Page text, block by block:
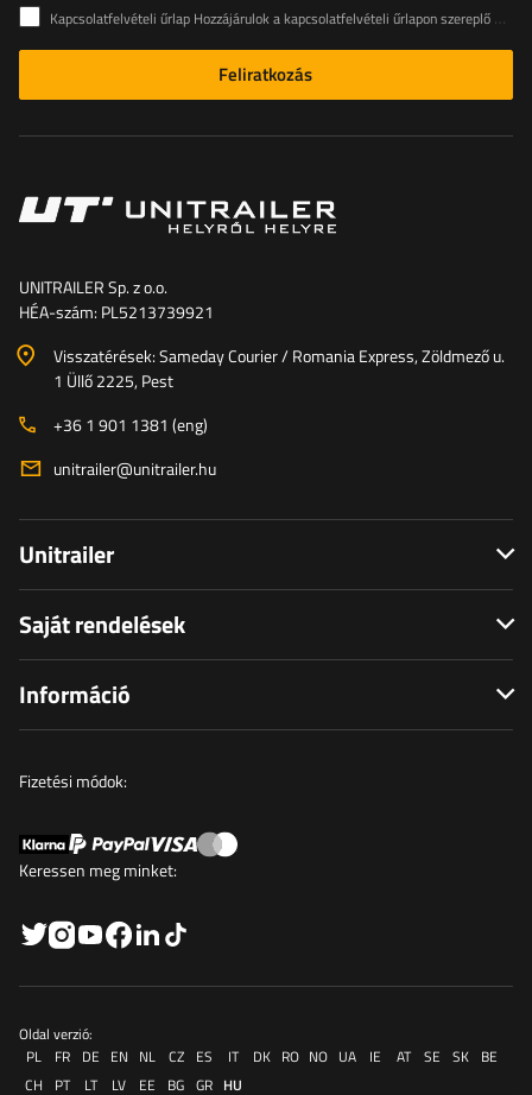
Kapcsolatfelvételi űrlap Hozzájárulok a kapcsolatfelvételi űrlapon szereplő személyes adataimnak az Európai Parlament és a Tanács (EU) rendeletével összhangban történő kezeléséhez
Feliratkozás
UNITRAILER Sp. z o.o.
HÉA-szám: PL5213739921
Visszatérések: Sameday Courier / Romania Express, Zöldmező u.
1 Üllő 2225, Pest
+36 1 901 1381 (eng)
unitrailer@unitrailer.hu
Unitrailer
Saját rendelések
Információ
Fizetési módok:
Keressen meg minket:
Oldal verzió:
PL
FR DE EN NL CZ ES IT DK RO NO UA IE AT SE SK BE
CH
PT LT LV EE BG GR HU